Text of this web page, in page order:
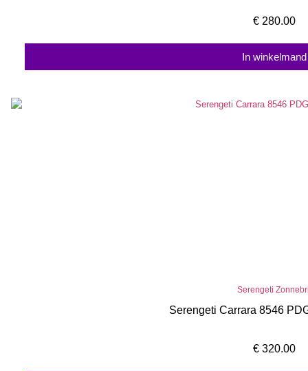
€ 280.00
In winkelmand
Serengeti
Serengeti Carrara 8546
€ 320.00